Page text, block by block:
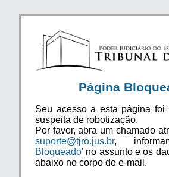
Página
Seu acesso a esta página foi
suspeita de robotização.
Por favor, abra um chamado
suporte@tjro.jus.br,
Bloqueado' no assunto e os
abaixo no corpo do e-mail.